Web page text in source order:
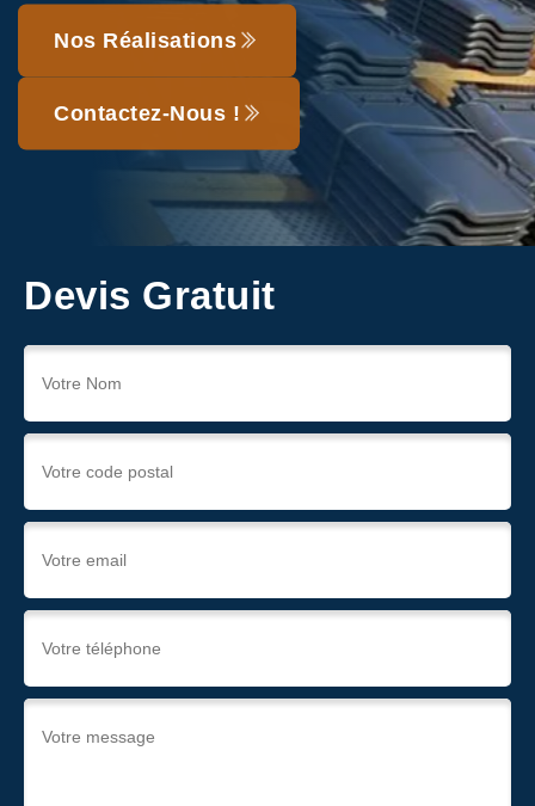
Nos Réalisations
Contactez-Nous !
Devis Gratuit